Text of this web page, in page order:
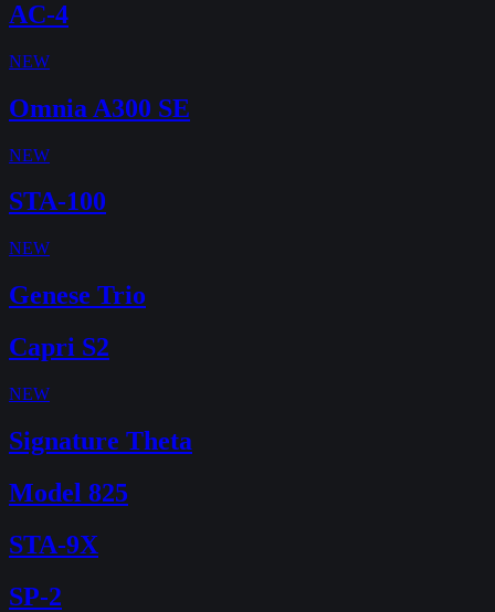
AC-4
NEW
Omnia A300 SE
NEW
STA-100
NEW
Genese Trio
Capri S2
NEW
Signature Theta
Model 825
STA-9X
SP-2